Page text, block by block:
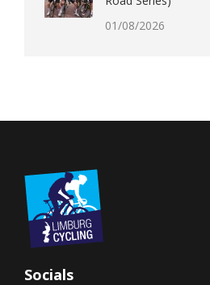
01/08/2026
Socials